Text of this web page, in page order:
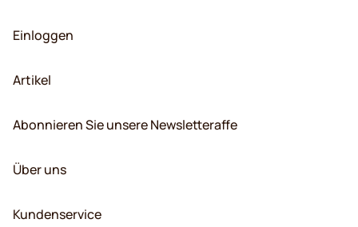
Einloggen
Artikel
Abonnieren Sie unsere Newsletteraffe
Über uns
Kundenservice